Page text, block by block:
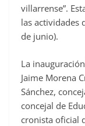
o
k
villarrense”.
las actividades
de junio).
La
Jaime Morena
Sánchez,
concejal de
cronista oficial